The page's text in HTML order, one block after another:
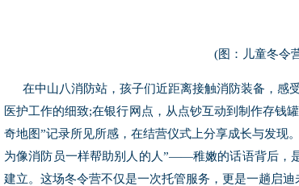
(图：儿童冬令
在中山八消防站，孩子们近距离接触消防装备，感
医护工作的细致;在银行网点，从点钞互动到制作存钱
奇地图”记录所见所感，在结营仪式上分享成长与发现
为像消防员一样帮助别人的人”——稚嫩的话语背后，
建立。这场冬令营不仅是一次托管服务，更是一趟启迪